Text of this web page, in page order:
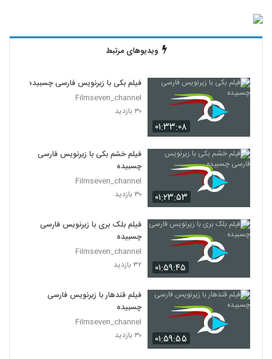
ویدیوهای مرتبط
۰۱:۳۳:۰۸
فیلم بکی با زیرنویس فارسی چسبیده
Filmseven_channel
۳۰ بازدید
۰۱:۲۳:۵۳
فیلم خشم بکی با زیرنویس فارسی
چسبیده
Filmseven_channel
۳۰ بازدید
۰۱:۵۹:۴۵
فیلم بلک بری با زیرنویس فارسی
چسبیده
Filmseven_channel
۳۲ بازدید
۰۱:۵۹:۵۵
فیلم قندهار با زیرنویس فارسی
چسبیده
Filmseven_channel
۳۰ بازدید